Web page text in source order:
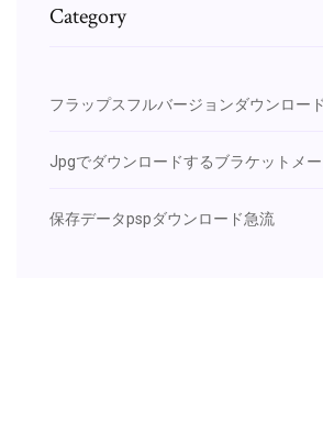
Category
フラップスフルバージョンダウンロー
Jpgでダウンロードするブラケットメ
保存データpspダウンロード急流